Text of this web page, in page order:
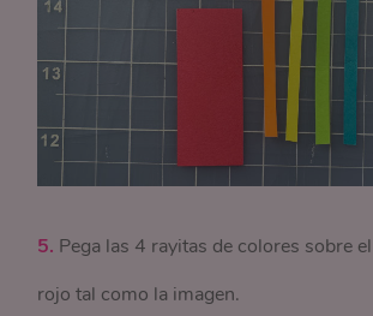
5. Pega las 4 rayitas de colores sobre
rojo tal como la imagen.